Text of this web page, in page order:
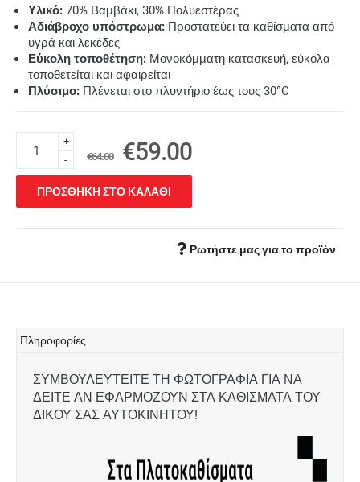
Υλικό: 70% Βαμβάκι, 30% Πολυεστέρας
Αδιάβροχο υπόστρωμα: Προστατεύει τα καθίσματα από
υγρά και λεκέδες
Εύκολη τοποθέτηση: Μονοκόμματη κατασκευή, εύκολα
τοποθετείται και αφαιρείται
Πλύσιμο: Πλένεται στο πλυντήριο έως τους 30°C
+
-
€64.00 €59.00
ΠΡΟΣΘΗΚΗ ΣΤΟ ΚΑΛΑΘΙ
Ρωτήστε μας για το προϊόν
Πληροφορίες
ΣΥΜΒΟΥΛΕΥΤΕΙΤΕ ΤΗ ΦΩΤΟΓΡΑΦΙΑ ΓΙΑ ΝΑ
ΔΕΙΤΕ ΑΝ ΕΦΑΡΜΟΖΟΥΝ ΣΤΑ ΚΑΘΙΣΜΑΤΑ ΤΟΥ
ΔΙΚΟΥ ΣΑΣ ΑΥΤΟΚΙΝΗΤΟΥ!